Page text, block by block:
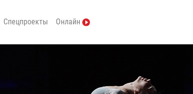
Спецпроекты Онлайн